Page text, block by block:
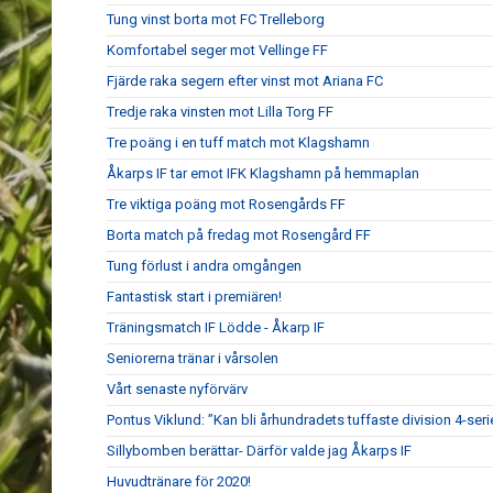
Tung vinst borta mot FC Trelleborg
Komfortabel seger mot Vellinge FF
Fjärde raka segern efter vinst mot Ariana FC
Tredje raka vinsten mot Lilla Torg FF
Tre poäng i en tuff match mot Klagshamn
Åkarps IF tar emot IFK Klagshamn på hemmaplan
Tre viktiga poäng mot Rosengårds FF
Borta match på fredag mot Rosengård FF
Tung förlust i andra omgången
Fantastisk start i premiären!
Träningsmatch IF Lödde - Åkarp IF
Seniorerna tränar i vårsolen
Vårt senaste nyförvärv
Pontus Viklund: ”Kan bli århundradets tuffaste division 4-
Sillybomben berättar- Därför valde jag Åkarps IF
Huvudtränare för 2020!